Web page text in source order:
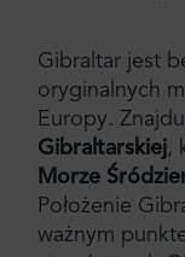
Gibraltar jest
oryginalnych
Europy.
Gibraltarskiej,
Morze
Położenie
ważnym